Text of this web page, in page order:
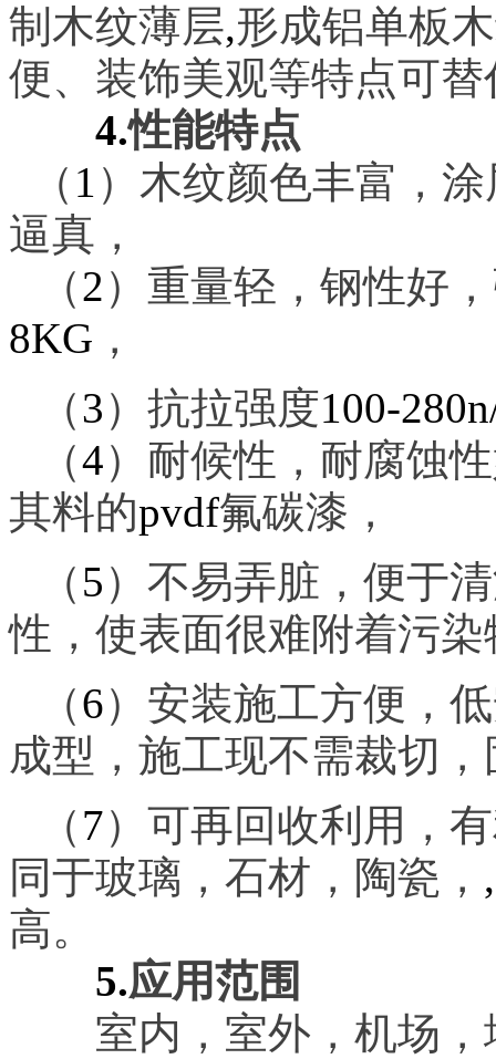
制木纹薄层,形成铝单板
便、装饰美观等特点可
4.性能特点
（ 1 ）木纹颜色丰富，
逼真，
（2）重量轻，钢性好
8KG ，
（3）抗拉强度100-
（4）耐候性，耐腐蚀
其料的pvdf氟碳漆，
（5）不易弄脏，便于
性，使表面很难附着污染
（6）安装施工方便，
成型，施工现不需裁切
（7）可再回收利用，
同于玻璃，石材，陶瓷， ,
高。
5.应用范围
室内，室外，机场，